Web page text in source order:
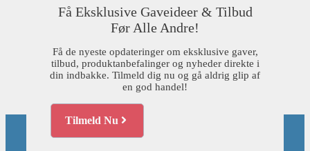
Få Eksklusive Gaveideer & Tilbud
Før Alle Andre!
Få de nyeste opdateringer om eksklusive gaver,
tilbud, produktanbefalinger og nyheder direkte i
din indbakke. Tilmeld dig nu og gå aldrig glip af
en god handel!
Tilmeld Nu